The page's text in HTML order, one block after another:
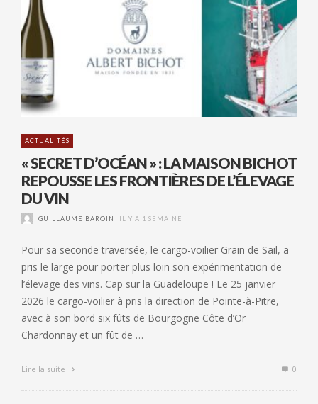
ACTUALITÉS
« SECRET D’OCÉAN » : LA MAISON BICHOT
REPOUSSE LES FRONTIÈRES DE L’ÉLEVAGE
DU VIN
GUILLAUME BAROIN IL Y A 1 SEMAINE
Pour sa seconde traversée, le cargo-voilier Grain de Sail, a
pris le large pour porter plus loin son expérimentation de
l’élevage des vins. Cap sur la Guadeloupe ! Le 25 janvier
2026 le cargo-voilier à pris la direction de Pointe-à-Pitre,
avec à son bord six fûts de Bourgogne Côte d’Or
Chardonnay et un fût de …
Lire la suite 0